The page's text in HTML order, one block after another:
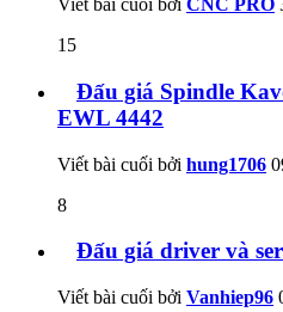
Viết bài cuối bởi CNC PRO
15
Đấu giá Spindle
EWL 4442
Viết bài cuối bởi hung1706
8
Đấu giá driver và
Viết bài cuối bởi Vanhiep96